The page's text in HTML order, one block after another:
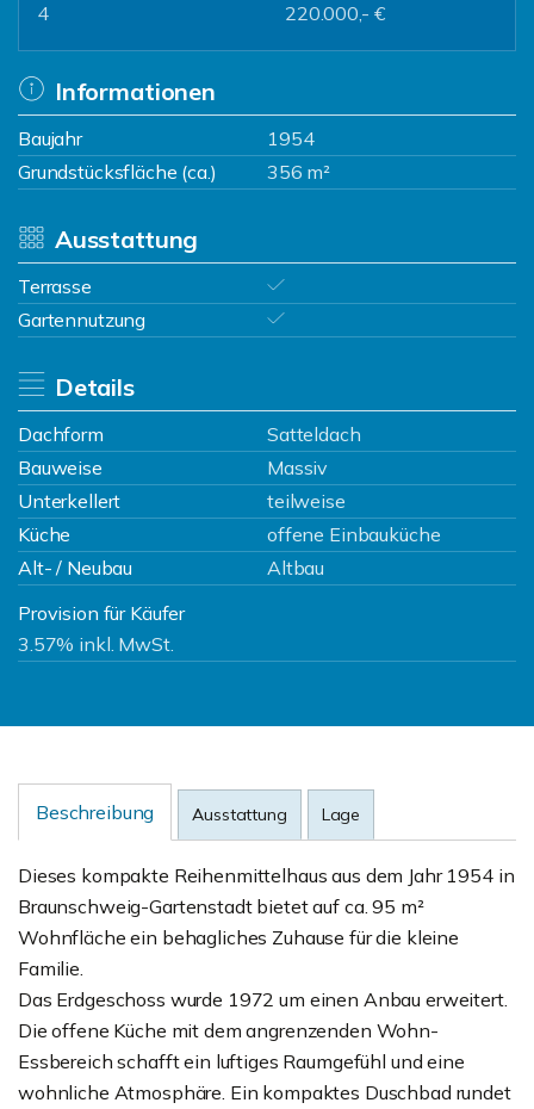
4
220.000,- €
Informationen
Baujahr
1954
Grundstücksfläche (ca.)
356 m²
Ausstattung
Terrasse
Gartennutzung
Details
Dachform
Satteldach
Bauweise
Massiv
Unterkellert
teilweise
Küche
offene Einbauküche
Alt- / Neubau
Altbau
Provision für Käufer
3.57% inkl. MwSt.
Beschreibung Ausstattung Lage
Dieses kompakte Reihenmittelhaus aus dem Jahr 1954 in
Braunschweig-Gartenstadt bietet auf ca. 95 m²
Wohnfläche ein behagliches Zuhause für die kleine
Familie.
Das Erdgeschoss wurde 1972 um einen Anbau erweitert.
Die offene Küche mit dem angrenzenden Wohn-
Essbereich schafft ein luftiges Raumgefühl und eine
wohnliche Atmosphäre. Ein kompaktes Duschbad rundet